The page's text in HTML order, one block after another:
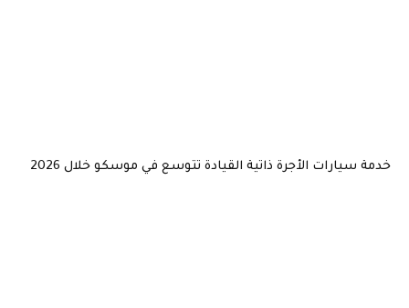
الأجرة ذاتية القيادة تتوسع في موسكو خلال 2026